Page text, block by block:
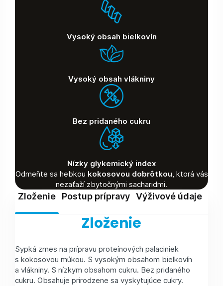
Vysoký obsah bielkovín
Vysoký obsah vlákniny
Bez pridaného cukru
Nízky glykemický index
Odmeňte sa hebkou kokosovou dobrôtkou, ktorá vás
nezaťaží zbytočnými sacharidmi.
Zloženie Postup prípravy Výživové údaje
Zloženie
Sypká zmes na prípravu proteínových palaciniek
s kokosovou múkou. S vysokým obsahom bielkovín
a vlákniny. S nízkym obsahom cukru. Bez pridaného
cukru. Obsahuje prirodzene sa vyskytujúce cukry.